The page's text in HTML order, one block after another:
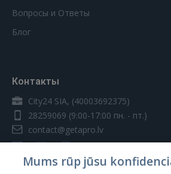
Вопросы и Ответы
Блог
Контакты
City24 SIA, (40003692375)
28259069 (9:00-17:00 пн. - пт.)
contact@getapro.lv
Mums rūp jūsu